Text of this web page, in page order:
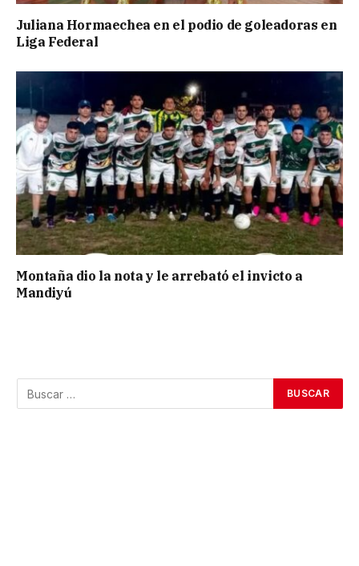
Juliana Hormaechea en el podio de goleadoras en
Liga Federal
Montaña dio la nota y le arrebató el invicto a
Mandiyú